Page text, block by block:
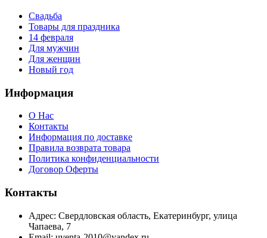
Свадьба
Товары для праздника
14 февраля
Для мужчин
Для женщин
Новый год
Информация
О Нас
Контакты
Информация по доставке
Правила возврата товара
Политика конфиденциальности
Договор Оферты
Контакты
Адрес: Свердловская область, Екатеринбург, улица
Чапаева, 7